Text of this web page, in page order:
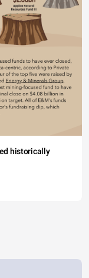
historically